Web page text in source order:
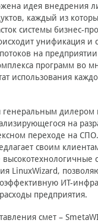
идея внедрения
каждый из
системы бизнес-
унификация и
на
программ во
использования
генеральным дилером
на
переходе на
своим
высокотехнологичные
LinuxWizard,
ИТ-
предприятия.
смет –